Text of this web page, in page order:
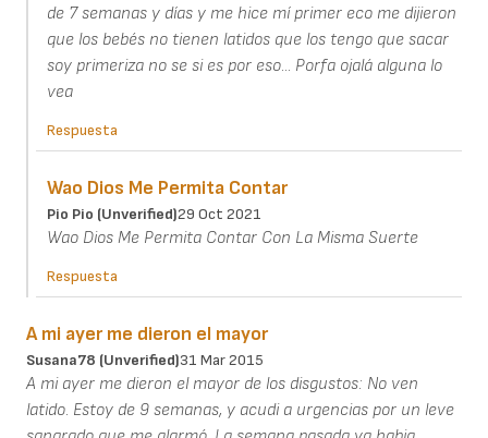
de 7 semanas y días y me hice mí primer eco me dijieron
que los bebés no tienen latidos que los tengo que sacar
soy primeriza no se si es por eso... Porfa ojalá alguna lo
vea
Respuesta
Wao Dios Me Permita Contar
Pio Pio (unverified)29 Oct 2021
Wao Dios Me Permita Contar Con La Misma Suerte
Respuesta
A mi ayer me dieron el mayor
Susana78 (unverified)31 Mar 2015
A mi ayer me dieron el mayor de los disgustos: No ven
latido. Estoy de 9 semanas, y acudi a urgencias por un leve